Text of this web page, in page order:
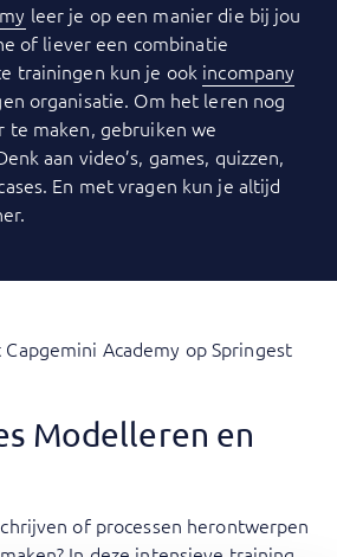
leer je op een manier die bij jou
of liever een combinatie
trainingen kun je ook incompany
organisatie. Om het leren nog
maken, gebruiken we
aan video’s, games, quizzen,
En met vragen kun je altijd
Academy op Springest
Modelleren en
of processen herontwerpen